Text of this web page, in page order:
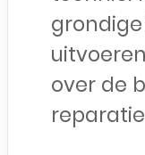
over de